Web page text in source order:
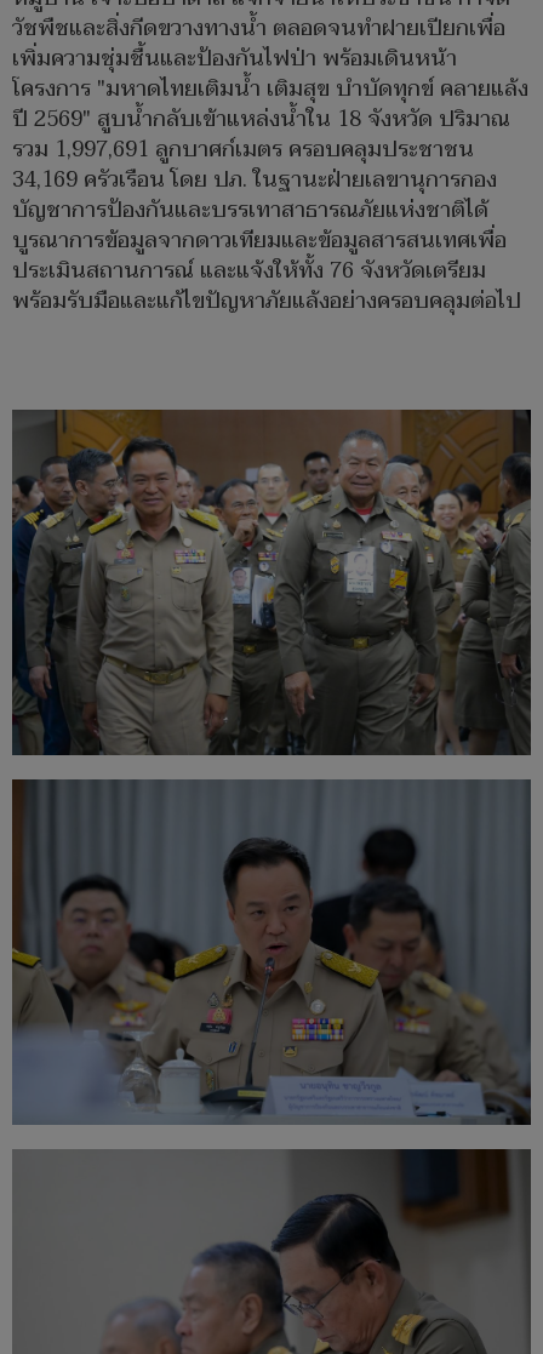
วัชพืชและสิ่งกีดขวางทางน้ำ ตลอดจนทำฝายเปียกเพื่อ
เพิ่มความชุ่มชื้นและป้องกันไฟป่า พร้อมเดินหน้า
โครงการ "มหาดไทยเติมน้ำ เติมสุข บำบัดทุกข์ คลายแล้ง
ปี 2569" สูบน้ำกลับเข้าแหล่งน้ำใน 18 จังหวัด ปริมาณ
รวม 1,997,691 ลูกบาศก์เมตร ครอบคลุมประชาชน
34,169 ครัวเรือน โดย ปภ. ในฐานะฝ่ายเลขานุการกอง
บัญชาการป้องกันและบรรเทาสาธารณภัยแห่งชาติได้
บูรณาการข้อมูลจากดาวเทียมและข้อมูลสารสนเทศเพื่อ
ประเมินสถานการณ์ และแจ้งให้ทั้ง 76 จังหวัดเตรียม
พร้อมรับมือและแก้ไขปัญหาภัยแล้งอย่างครอบคลุมต่อไป